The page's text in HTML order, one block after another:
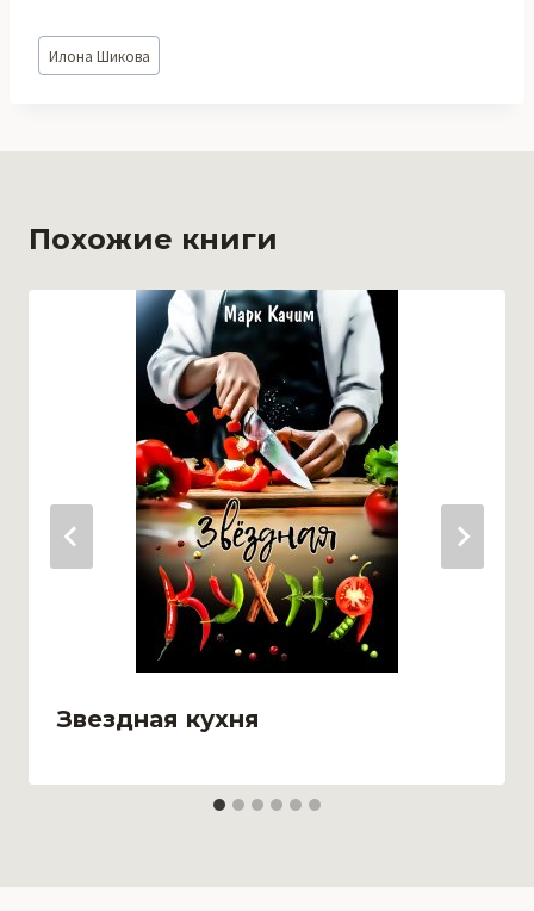
Метки
записи:
Илона Шикова
Похожие книги
Звездная кухня